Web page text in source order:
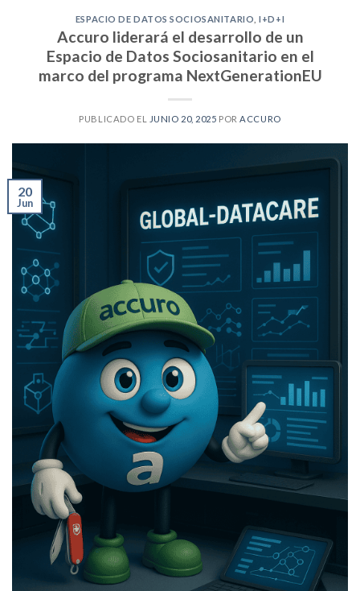
ESPACIO DE DATOS SOCIOSANITARIO ,I+D+I
Accuro liderará el desarrollo de un
Espacio de Datos Sociosanitario en el
marco del programa NextGenerationEU
PUBLICADO EL JUNIO 20, 2025 PORACCURO
20
Jun